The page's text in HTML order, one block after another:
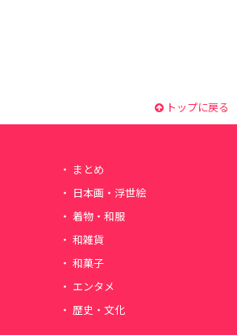
トップに戻る
まとめ
日本画・浮世絵
着物・和服
和雑貨
和菓子
エンタメ
歴史・文化